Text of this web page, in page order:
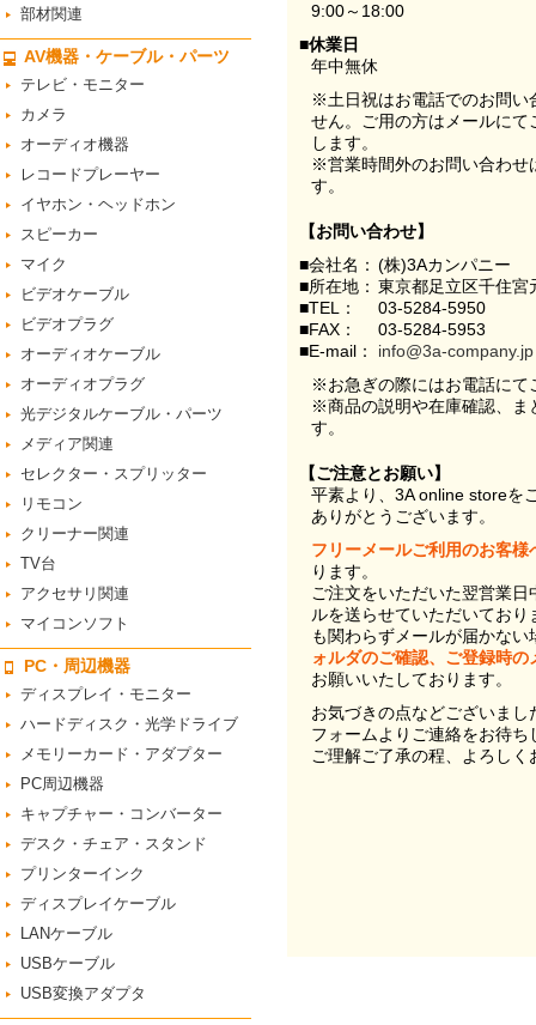
9:00～18:00
■休業日
年中無休
※土日祝はお電話でのお問い
せん。ご用の方はメールに
します。
※営業時間外のお問い合わせ
す。
【お問い合わせ】
■会社名： (株)3Aカンパニー
■所在地： 東京都足立区千住
■TEL：
03-5284-5950
■FAX：
03-5284-5953
■E-mail：
info@3a-company.jp
※お急ぎの際にはお電話にて
※商品の説明や在庫確認、ま
す。
【ご注意とお願い】
平素より、3A online storeを
ありがとうございます。
フリーメールご利用のお客様
ります。
ご注文をいただいた翌営業
ルを送らせていただいてお
も関わらずメールが届かない
ォルダのご確認、ご登録時
お願いいたしております。
お気づきの点などございま
フォームよりご連絡をお待ち
ご理解ご了承の程、よろし
部材関連
AV機器・ケーブル・パーツ
テレビ・モニター
カメラ
オーディオ機器
レコードプレーヤー
イヤホン・ヘッドホン
スピーカー
マイク
ビデオケーブル
ビデオプラグ
オーディオケーブル
オーディオプラグ
光デジタルケーブル・パーツ
メディア関連
セレクター・スプリッター
リモコン
クリーナー関連
TV台
アクセサリ関連
マイコンソフト
PC・周辺機器
ディスプレイ・モニター
ハードディスク・光学ドライブ
メモリーカード・アダプター
PC周辺機器
キャプチャー・コンバーター
デスク・チェア・スタンド
プリンターインク
ディスプレイケーブル
LANケーブル
USBケーブル
USB変換アダプタ